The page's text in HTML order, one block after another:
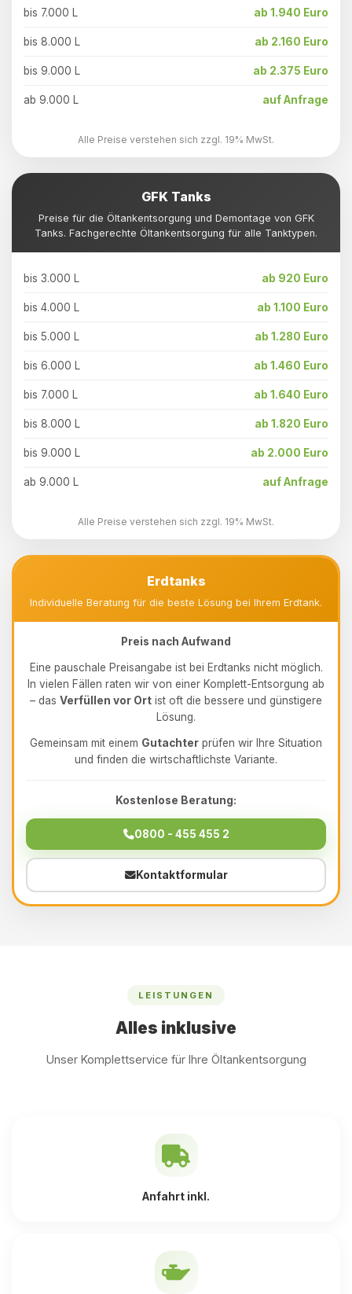
bis 7.000 L ab 1.940 Euro
bis 8.000 L ab 2.160 Euro
bis 9.000 L ab 2.375 Euro
ab 9.000 L auf Anfrage
Alle Preise verstehen sich zzgl. 19% MwSt.
GFK Tanks
Preise für die Öltankentsorgung und Demontage von GFK
Tanks. Fachgerechte Öltankentsorgung für alle Tanktypen.
bis 3.000 L ab 920 Euro
bis 4.000 L ab 1.100 Euro
bis 5.000 L ab 1.280 Euro
bis 6.000 L ab 1.460 Euro
bis 7.000 L ab 1.640 Euro
bis 8.000 L ab 1.820 Euro
bis 9.000 L ab 2.000 Euro
ab 9.000 L auf Anfrage
Alle Preise verstehen sich zzgl. 19% MwSt.
Erdtanks
Individuelle Beratung für die beste Lösung bei Ihrem Erdtank.
Preis nach Aufwand
Eine pauschale Preisangabe ist bei Erdtanks nicht möglich.
In vielen Fällen raten wir von einer Komplett-Entsorgung ab
– das Verfüllen vor Ort ist oft die bessere und günstigere
Lösung.
Gemeinsam mit einem Gutachter prüfen wir Ihre Situation
und finden die wirtschaftlichste Variante.
Kostenlose Beratung:
0800 - 455 455 2
Kontaktformular
LEISTUNGEN
Alles inklusive
Unser Komplettservice für Ihre Öltankentsorgung
Anfahrt inkl.